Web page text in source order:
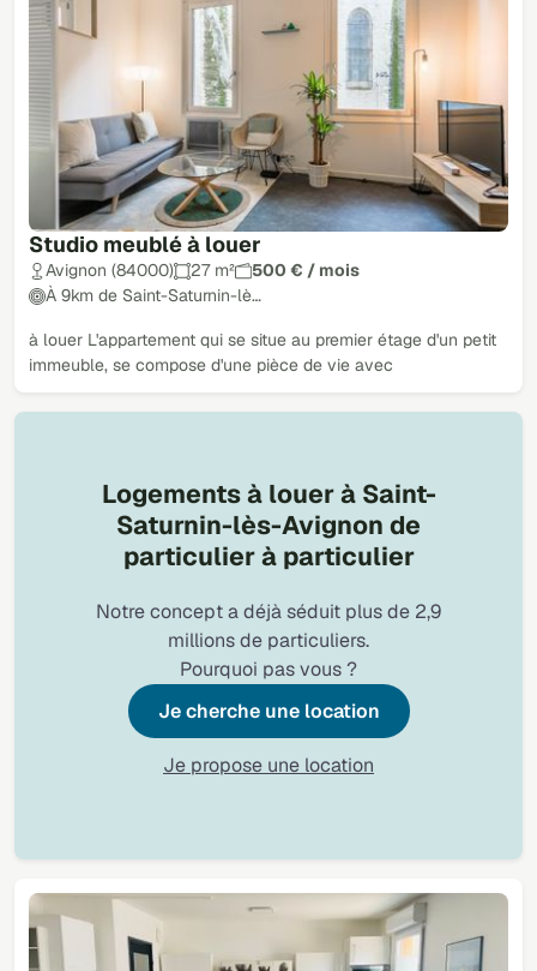
Studio meublé à louer
Avignon (84000) 27 m²
500 € / mois
À 9km de Saint-Saturnin-lè…
à louer L'appartement qui se situe au premier étage d'un petit
immeuble, se compose d'une pièce de vie avec
Logements à louer à Saint-
Saturnin-lès-Avignon de
particulier à particulier
Notre concept a déjà séduit plus de 2,9
millions de particuliers.
Pourquoi pas vous ?
Je cherche une location
Je propose une location